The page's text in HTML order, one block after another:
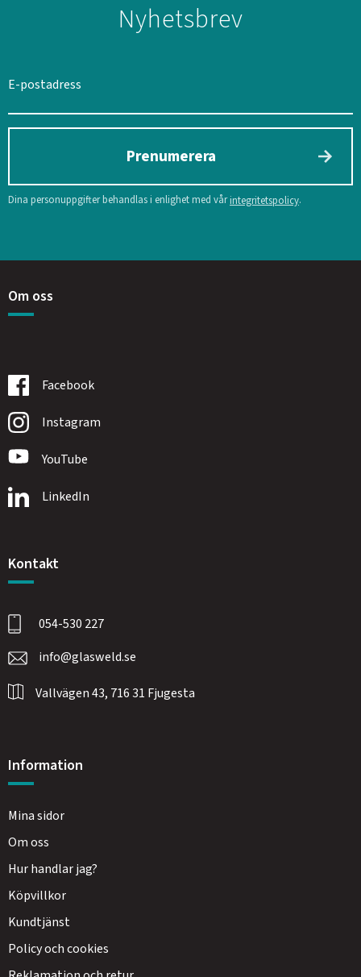
Nyhetsbrev
Prenumerera
Dina personuppgifter behandlas i enlighet med vårintegritetspolicy.
Om oss
Facebook
Instagram
YouTube
LinkedIn
Kontakt
054-530 227
info@glasweld.se
Vallvägen 43, 716 31 Fjugesta
Information
Mina sidor
Om oss
Hur handlar jag?
Köpvillkor
Kundtjänst
Policy och cookies